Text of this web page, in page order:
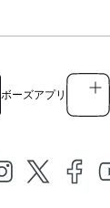
ボーズアプリ